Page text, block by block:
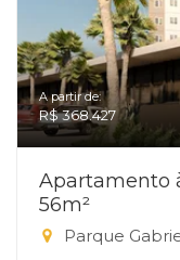
A partir de:
R$ 368.427
Apartamento
56m²
Parque